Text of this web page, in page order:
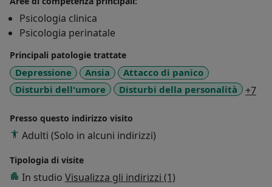
Psicologia clinica
Psicologia perinatale
Principali patologie trattate
Depressione Ansia
Attacco di panico
Disturbi dell'umore
Disturbi della personalità +7
Presso questo indirizzo visito
Adulti (Solo in alcuni indirizzi)
Tipologia di visite
In studio Visualizza gli indirizzi (1)